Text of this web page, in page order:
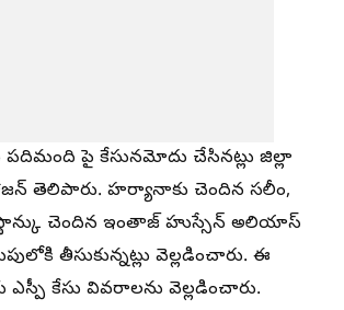
పై కేసునమోదు చేసినట్లు జిల్లా
తెలిపారు. హర్యానాకు చెందిన సలీం,
చెందిన ఇంతాజ్ హుస్సేన్ అలియాస్
తీసుకున్నట్లు వెల్లడించారు. ఈ
కేసు వివరాలను వెల్లడించారు.